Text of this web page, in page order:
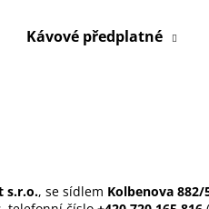
Kávové předplatné
s.r.o., se sídlem Kolbenova 882/